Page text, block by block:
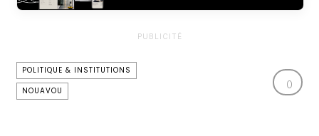
PUBLICITÉ
POLITIQUE & INSTITUTIONS
NOUAVOU
0